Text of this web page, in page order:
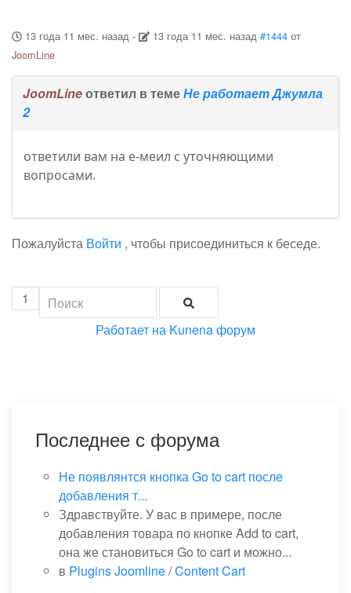
13 года 11 мес. назад- 13 года 11 мес. назад #1444 от
JoomLine
JoomLineответил в темеНе работает Джумла
2
ответили вам на е-меил с уточняющими
вопросами.
Пожалуйста Войти , чтобы присоединиться к беседе.
1
Работает на Kunena форум
Последнее с форума
Не появлянтся кнопка Go to cart после
добавления т...
Здравствуйте. У вас в примере, после
добавления товара по кнопке Add to cart,
она же становиться Go to cart и можно...
в Plugins Joomline/Content Cart